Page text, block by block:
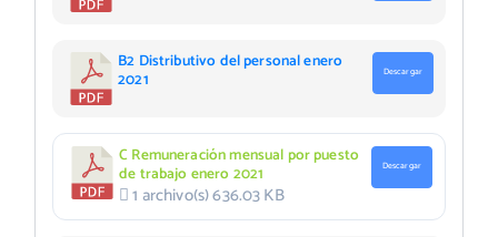
B2 Distributivo del personal enero
2021 Descargar
C Remuneración mensual por puesto
de trabajo enero 2021
1 archivo(s)636.03 KB
Descargar